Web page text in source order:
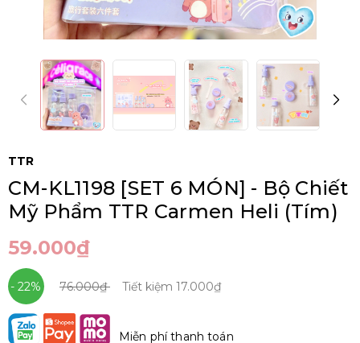
TTR
CM-KL1198 [SET 6 MÓN] - Bộ Chiết
Mỹ Phẩm TTR Carmen Heli (Tím)
59.000₫
- 22% 76.000₫ Tiết kiệm 17.000₫
Miễn phí thanh toán